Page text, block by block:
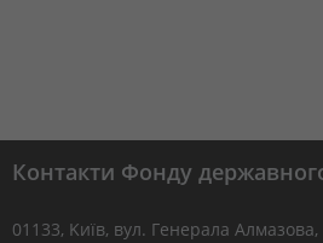
Контакти Фонду
01133, Kиїв, вул. Генерала